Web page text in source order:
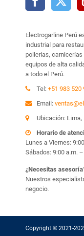
Electrogarline Perú
industrial para
pollerías,
equipos de alta
a todo el Perú.
Tel: +51 983 520
Email:
Ubicación: Lima,
Horario de
Lunes a Viernes:
Sábados: 9:00 a.m.
¿Necesitas
Nuestros
negocio.
Copyright © 2021-